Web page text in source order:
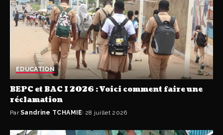
EDUCATION
BEPC et BAC I 2026 : Voici comment faire une
réclamation
Par Sandrine TCHAMIE 28 juillet 2026